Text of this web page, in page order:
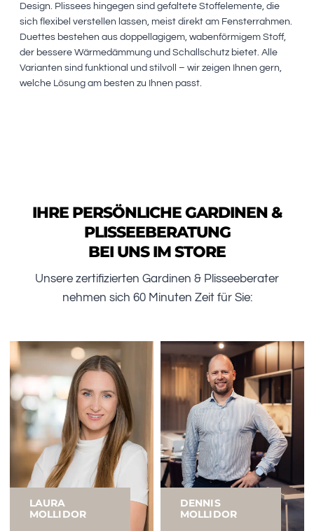
Design. Plissees hingegen sind gefaltete Stoffelemente, die
sich flexibel verstellen lassen, meist direkt am Fensterrahmen.
Duettes bestehen aus doppellagigem, wabenförmigem Stoff,
der bessere Wärmedämmung und Schallschutz bietet. Alle
Varianten sind funktional und stilvoll – wir zeigen Ihnen gern,
welche Lösung am besten zu Ihnen passt.
IHRE PERSÖNLICHE GARDINEN &
PLISSEEBERATUNG
BEI UNS IM STORE
Unsere zertifizierten Gardinen & Plisseeberater
nehmen sich 60 Minuten Zeit für Sie:
LAURA
MOLLIDOR
DENNIS
MOLLIDOR